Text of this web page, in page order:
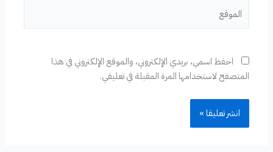
احفظ اسمي، بريدي الإلكتروني، والموقع الإلكتروني في هذا
المتصفح لاستخدامها المرة المقبلة في تعليقي.